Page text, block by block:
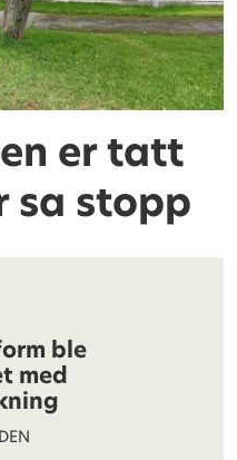
er tatt
sa stopp
ble
med